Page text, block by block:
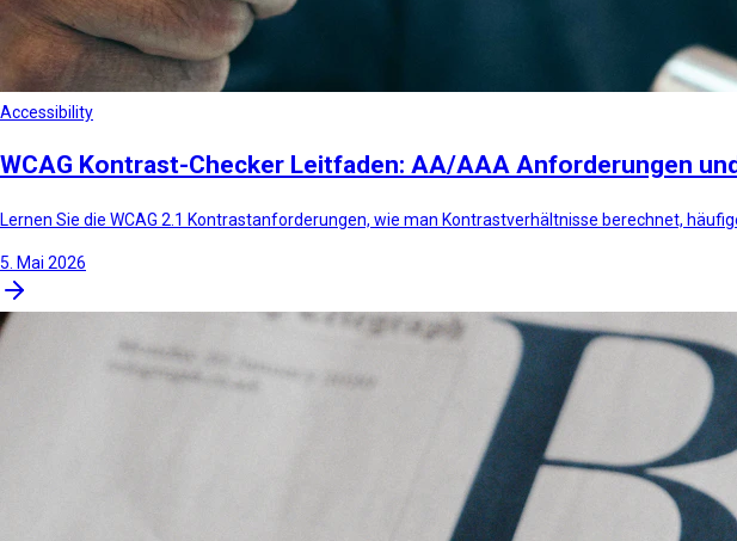
Accessibility
WCAG Kontrast-Checker Leitfaden: AA/AAA Anforderungen
Lernen Sie die WCAG 2.1 Kontrastanforderungen, wie man Kontrastverhältnisse berechnet,
5. Mai 2026